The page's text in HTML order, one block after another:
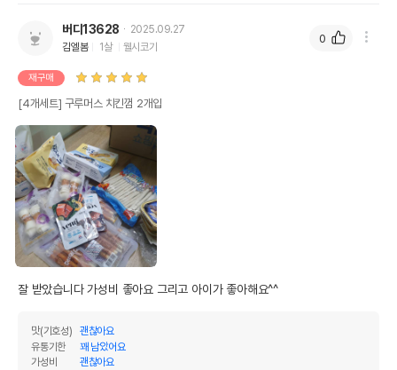
제품표기함량
조단백질
조지방
조섬유질
조회분
칼슘
인 0%
오메가6
버디13628
2025.09.27
김엘봄
1살 웰시코기
재구매
[4개세트] 구루머스 치킨껌 2개입
잘 받았습니다 가성비 좋아요 그리고 아이가 좋아해요^^
맛(기호성)
괜찮아요
유통기한
꽤 남았어요
가성비
괜찮아요
0